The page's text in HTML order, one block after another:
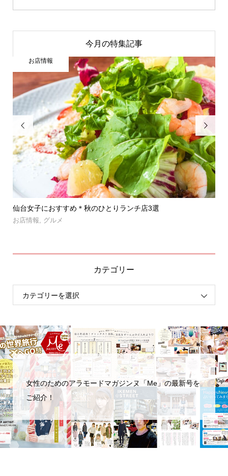
今月の特集記事

仙台女子におすすめ＊秋のひとりランチ店3選
お店情報, グルメ
お店情報

カテゴリー
女性のためのアラモードマガジンヌ「Me」の最新号を
ご紹介！